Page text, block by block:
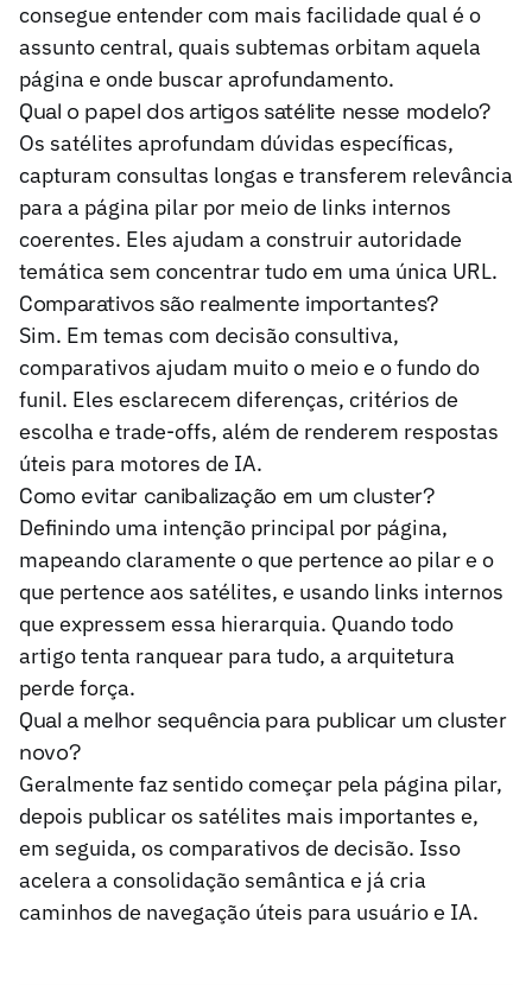
consegue entender com mais facilidade qual é o
assunto central, quais subtemas orbitam aquela
página e onde buscar aprofundamento.
Qual o papel dos artigos satélite nesse modelo?
Os satélites aprofundam dúvidas específicas,
capturam consultas longas e transferem relevância
para a página pilar por meio de links internos
coerentes. Eles ajudam a construir autoridade
temática sem concentrar tudo em uma única URL.
Comparativos são realmente importantes?
Sim. Em temas com decisão consultiva,
comparativos ajudam muito o meio e o fundo do
funil. Eles esclarecem diferenças, critérios de
escolha e trade-offs, além de renderem respostas
úteis para motores de IA.
Como evitar canibalização em um cluster?
Definindo uma intenção principal por página,
mapeando claramente o que pertence ao pilar e o
que pertence aos satélites, e usando links internos
que expressem essa hierarquia. Quando todo
artigo tenta ranquear para tudo, a arquitetura
perde força.
Qual a melhor sequência para publicar um cluster
novo?
Geralmente faz sentido começar pela página pilar,
depois publicar os satélites mais importantes e,
em seguida, os comparativos de decisão. Isso
acelera a consolidação semântica e já cria
caminhos de navegação úteis para usuário e IA.